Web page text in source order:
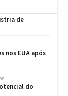
de
nos EUA após
do